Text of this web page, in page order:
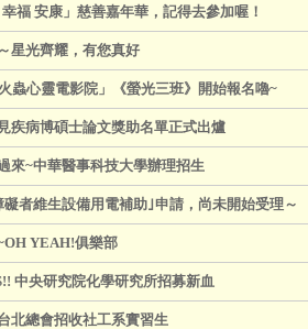
福 安康」慈善嘉年華，記得去參加喔！
星光齊耀，有您真好
蟲心靈電影院」《螢光三班》開始報名嚕~
疾病博碩士論文獎助名單正式出爐
來~中華醫事科技大學辦理招生
礙者維生設備用電補助｣申請，尚未開始受理～
YEAH!俱樂部
中央研究院化學研究所招募新血
北總會招收社工系實習生